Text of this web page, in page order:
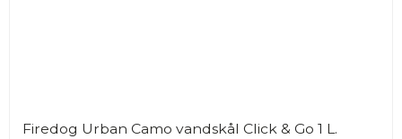
Firedog Urban Camo vandskål Click & Go 1 L.